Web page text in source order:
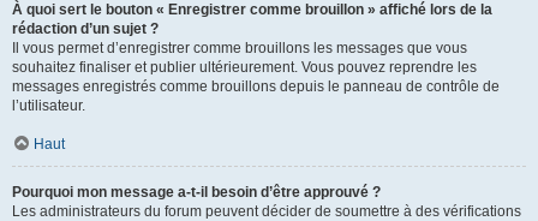
À quoi sert le bouton « Enregistrer comme brouillon » affiché lors de la
rédaction d’un sujet ?
Il vous permet d’enregistrer comme brouillons les messages que vous
souhaitez finaliser et publier ultérieurement. Vous pouvez reprendre les
messages enregistrés comme brouillons depuis le panneau de contrôle de
l’utilisateur.
Haut
Pourquoi mon message a-t-il besoin d’être approuvé ?
Les administrateurs du forum peuvent décider de soumettre à des vérifications